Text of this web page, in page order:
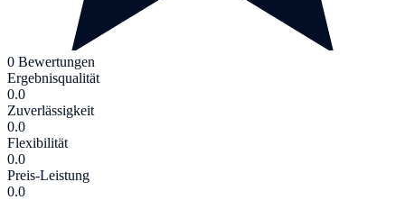
0 Bewertungen
Ergebnisqualität
0.0
Zuverlässigkeit
0.0
Flexibilität
0.0
Preis-Leistung
0.0